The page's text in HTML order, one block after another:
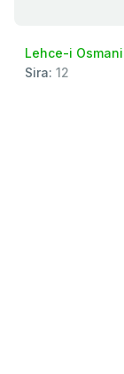
Lehce-i Osmani
Sira: 12